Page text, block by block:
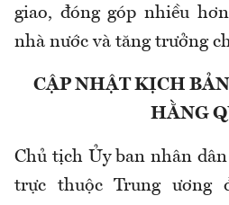
giao, đóng góp nhiều
nhà nước và tăng trưởng
CẬP NHẬT KỊCH
HẰNG
Chủ tịch Ủy ban nhân
trực thuộc Trung ương